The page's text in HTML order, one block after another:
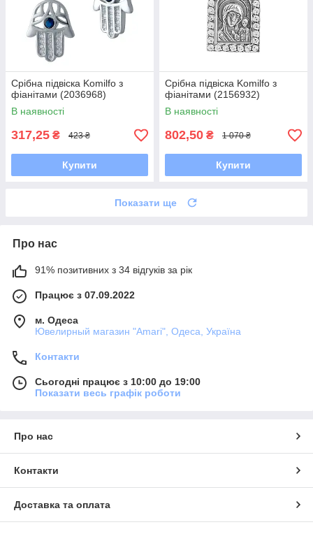
Срібна підвіска Komilfo з
фіанітами (2036968)
В наявності
317,25 ₴ 423 ₴
Купити
Срібна підвіска Komilfo з
фіанітами (2156932)
В наявності
802,50 ₴ 1 070 ₴
Купити
Показати ще
Про нас
91% позитивних з 34 відгуків за рік
Працює з 07.09.2022
м. Одеса
Ювелирный магазин "Amari", Одеса, Україна
Контакти
Сьогодні працює з 10:00 до 19:00
Показати весь графік роботи
Про нас
Контакти
Доставка та оплата